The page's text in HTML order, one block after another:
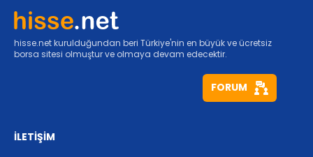
hisse.net kurulduğundan beri Türkiye'nin en büyük ve ücretsiz
borsa sitesi olmuştur ve olmaya devam edecektir.
FORUM
İLETİŞİM